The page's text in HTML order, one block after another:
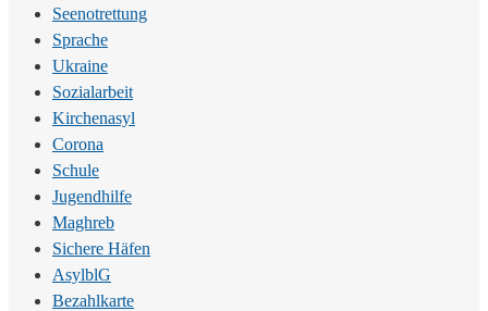
Seenotrettung
Sprache
Ukraine
Sozialarbeit
Kirchenasyl
Corona
Schule
Jugendhilfe
Maghreb
Sichere Häfen
AsylblG
Bezahlkarte